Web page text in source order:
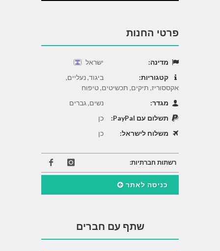
פרטי החנות
מדינה:
ישראל
קטגוריות:
ביגוד, נעליים,
אקססוריז, תיקים, תכשיטים, טיפוח
מגדר:
נשים, גברים
תשלום עם PayPal:
כן
משלוח לישראל:
כן
רשתות חברתיות:
כניסה לאתר
שתף עם חברים